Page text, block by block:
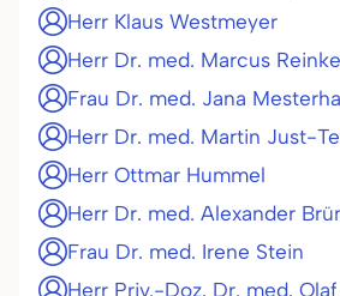
Herr Klaus Westmeyer
Herr Dr. med. Marcus Reinke
Frau Dr. med. Jana
Herr Dr. med. Martin Just-
Herr Ottmar Hummel
Herr Dr. med. Alexander
Frau Dr. med. Irene Stein
Herr Priv.-Doz. Dr. med. Olaf